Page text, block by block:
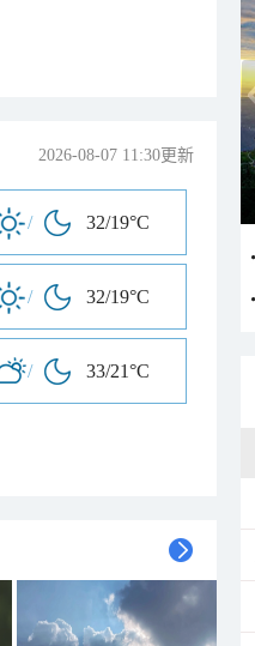
2026-08-07 11:30更新
/ 32/19°C
/ 32/19°C
/ 33/21°C